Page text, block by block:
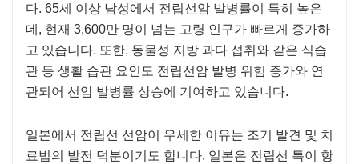
다. 65세 이상 남성에서 전립선암 발병률이 특히 높은
데, 현재 3,600만 명이 넘는 고령 인구가 빠르게 증가하
고 있습니다. 또한, 동물성 지방 과다 섭취와 같은 식습
관 등 생활 습관 요인도 전립선암 발병 위험 증가와 연
관되어 선암 발병률 상승에 기여하고 있습니다.
일본에서 전립선 선암이 우세한 이유는 조기 발견 및 치
료법의 발전 덕분이기도 합니다. 일본은 전립선 특이 항